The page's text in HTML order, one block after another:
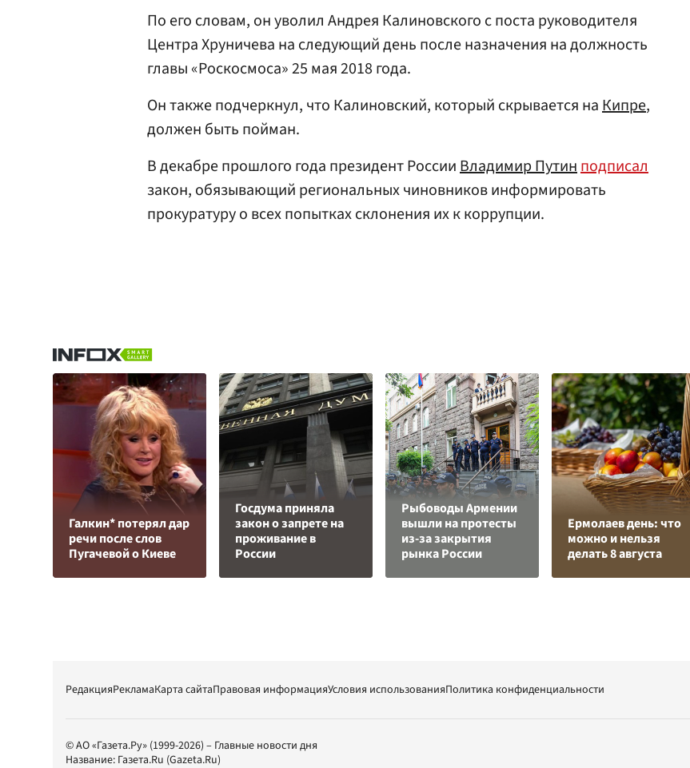
По его словам, он уволил Андрея Калиновского с поста руководителя
Центра Хруничева на следующий день после назначения на должность
главы «Роскосмоса» 25 мая 2018 года.
Он также подчеркнул, что Калиновский, который скрывается наКипре,
должен быть пойман.
В декабре прошлого года президент РоссииВладимир Путинподписал
закон, обязывающий региональных чиновников информировать
прокуратуру о всех попытках склонения их к коррупции.
Галкин* потерял дар
речи после слов
Пугачевой о Киеве
Госдума приняла
закон о запрете на
проживание в
России
Рыбоводы Армении
вышли на протесты
из-за закрытия
рынка России
Ермолаев день: что
можно и нельзя
делать 8 августа
РедакцияРекламаКарта сайтаПравовая информацияУсловия использованияПолитика конфиденциальности
© АО «Газета.Ру» (1999-2026) – Главные новости дня
Название: Газета.Ru (Gazeta.Ru)